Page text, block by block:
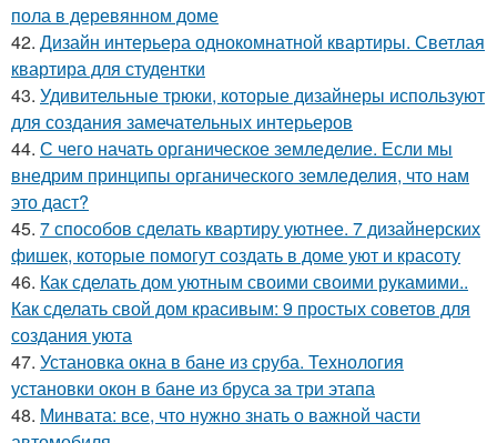
пола в деревянном доме
42. Дизайн интерьера однокомнатной квартиры. Светлая
квартира для студентки
43. Удивительные трюки, которые дизайнеры используют
для создания замечательных интерьеров
44. С чего начать органическое земледелие. Если мы
внедрим принципы органического земледелия, что нам
это даст?
45. 7 способов сделать квартиру уютнее. 7 дизайнерских
фишек, которые помогут создать в доме уют и красоту
46. Как сделать дом уютным своими своими рукамими..
Как сделать свой дом красивым: 9 простых советов для
создания уюта
47. Установка окна в бане из сруба. Технология
установки окон в бане из бруса за три этапа
48. Минвата: все, что нужно знать о важной части